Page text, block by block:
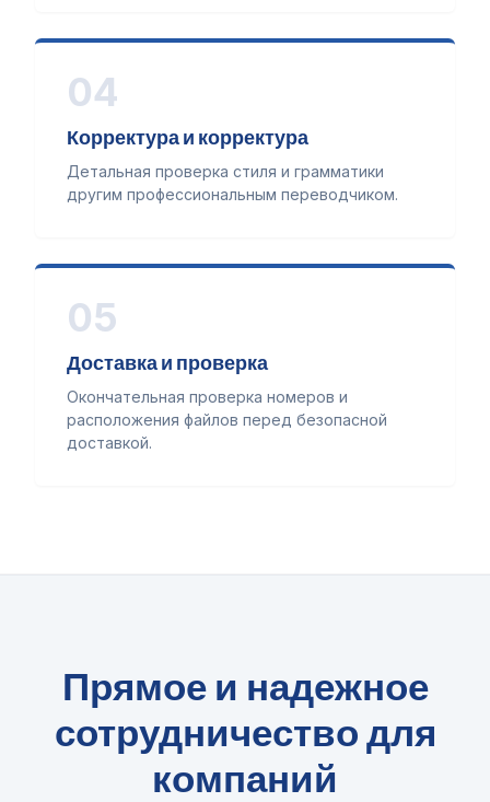
04
Корректура и корректура
Детальная проверка стиля и грамматики
другим профессиональным переводчиком.
05
Доставка и проверка
Окончательная проверка номеров и
расположения файлов перед безопасной
доставкой.
Прямое и надежное
сотрудничество для
компаний